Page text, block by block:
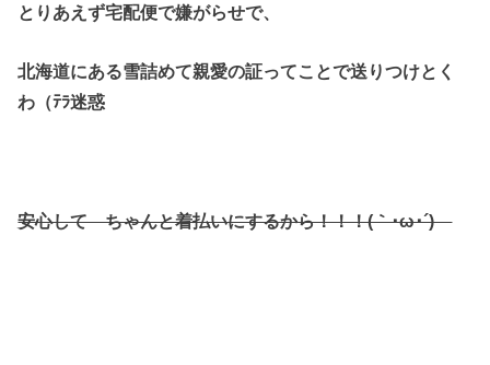
とりあえず宅配便で嫌がらせで、
北海道にある雪詰めて親愛の証ってことで送りつけとく
わ（ﾃﾗ迷惑
安心して ちゃんと着払いにするから！！！(｀･ω･´)ゞ